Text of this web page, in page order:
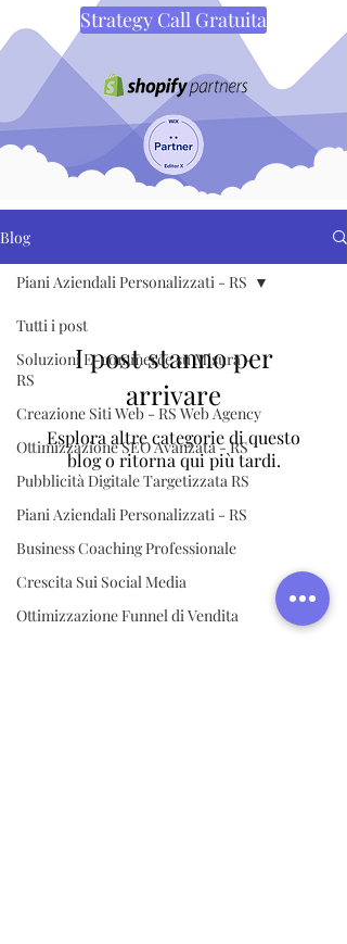
Strategy Call Gratuita
Blog
Tutti i post
Soluzioni E-commerce su Misura -
RS
Creazione Siti Web - RS Web Agency
Ottimizzazione SEO Avanzata - RS
Pubblicità Digitale Targetizzata RS
Piani Aziendali Personalizzati - RS
Business Coaching Professionale
Crescita Sui Social Media
Ottimizzazione Funnel di Vendita
Piani Aziendali Personalizzati - RS
I post stanno per
arrivare
Esplora altre categorie di questo
blog o ritorna qui più tardi.